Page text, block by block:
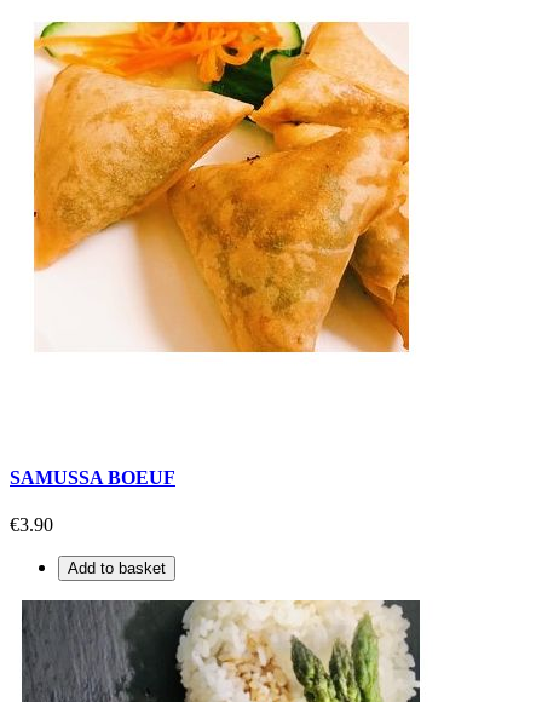
SAMUSSA BOEUF
€3.90
Add to basket